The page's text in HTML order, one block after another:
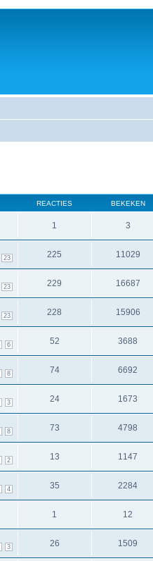
REACTIES BEKEKEN
1 3
23 225 11029
23 229 16687
23 228 15906
6 52 3688
8 74 6692
3 24 1673
8 73 4798
2 13 1147
4 35 2284
1 12
3 26 1509